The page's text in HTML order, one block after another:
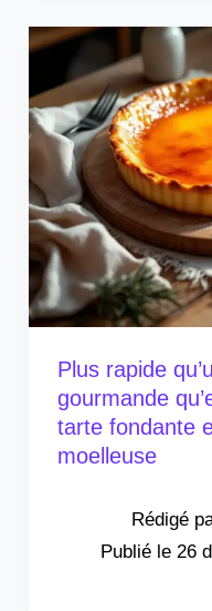
Plus rapide
gourmande
tarte fondante
moelleuse
26